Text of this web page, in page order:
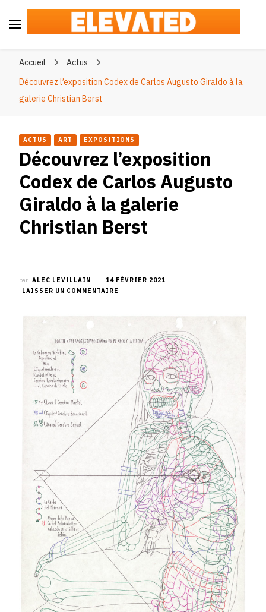
Accueil
Actus
Découvrez l’exposition Codex de Carlos Augusto Giraldo à la
galerie Christian Berst
ACTUS ART EXPOSITIONS
Découvrez l’exposition
Codex de Carlos Augusto
Giraldo à la galerie
Christian Berst
par ALEC LEVILLAIN
14 FÉVRIER 2021
LAISSER UN COMMENTAIRE
CARLOS
AUGUSTO
GIRALDO
GALERIE
CHRISTIAN
BERST